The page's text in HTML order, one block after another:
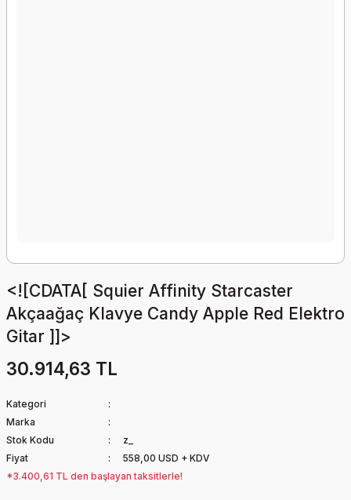
<![CDATA[ Squier Affinity Starcaster
Akçaağaç Klavye Candy Apple Red Elektro
Gitar ]]>
30.914,63 TL
Kategori
Marka
Stok Kodu
z_
Fiyat
558,00 USD + KDV
*3.400,61 TL den başlayan taksitlerle!